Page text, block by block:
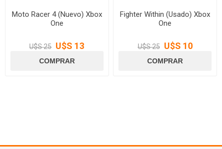
Moto Racer 4 (Nuevo) Xbox
One
U$S 25 U$S 13
Fighter Within (Usado) Xbox
One
U$S 25 U$S 10